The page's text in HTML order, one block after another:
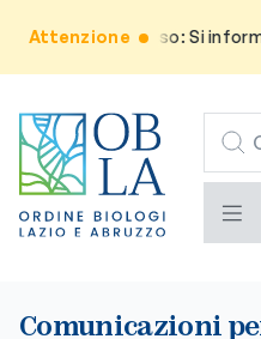
AttenzioneAvviso: Si
Comunicazioni